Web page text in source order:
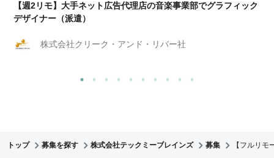
【週2リモ】大手ネット広告代理店の音楽事業部でグラフィック
デザイナー（派遣）
株式会社クリーク・アンド・リバー社
トップ 募集を探す 株式会社テックミーブレインズ 募集 【フルリ